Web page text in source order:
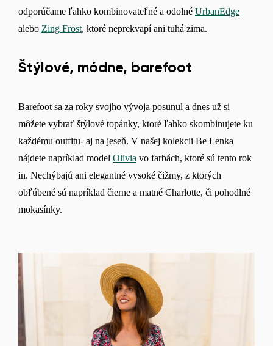
Vyberte jazyk
odporúčame ľahko kombinovateľné a odolné UrbanEdge
alebo Zing Frost, ktoré neprekvapí ani tuhá zima.
Štýlové, módne, barefoot
Barefoot sa za roky svojho vývoja posunul a dnes už si
môžete vybrať štýlové topánky, ktoré ľahko skombinujete ku
každému outfitu- aj na jeseň. V našej kolekcii Be Lenka
nájdete napríklad model Olivia vo farbách, ktoré sú tento rok
in. Nechýbajú ani elegantné vysoké čižmy, z ktorých
obľúbené sú napríklad čierne a matné Charlotte, či pohodlné
mokasínky.